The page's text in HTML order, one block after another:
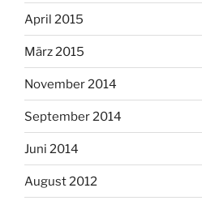
April 2015
März 2015
November 2014
September 2014
Juni 2014
August 2012